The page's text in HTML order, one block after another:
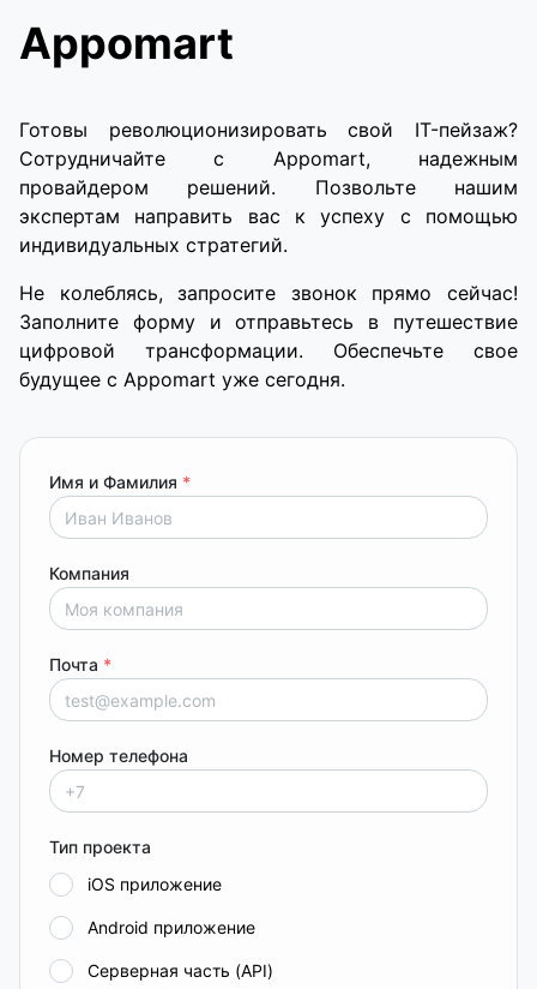
Appomart
Готовы революционизировать свой IT-пейзаж?
Сотрудничайте с Appomart, надежным
провайдером решений. Позвольте нашим
экспертам направить вас к успеху с помощью
индивидуальных стратегий.
Не колеблясь, запросите звонок прямо сейчас!
Заполните форму и отправьтесь в путешествие
цифровой трансформации. Обеспечьте свое
будущее с Appomart уже сегодня.
Имя и Фамилия *
Компания
Почта *
Номер телефона
Тип проекта
iOS приложение
Android приложение
Серверная часть (API)